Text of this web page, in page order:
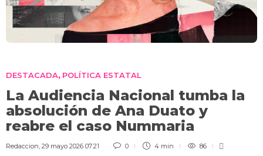
DESTACADA, POLÍTICA ESTATAL
La Audiencia Nacional tumba la
absolución de Ana Duato y
reabre el caso Nummaria
Redaccion 29 mayo 2026 07:21 0 4 min 86